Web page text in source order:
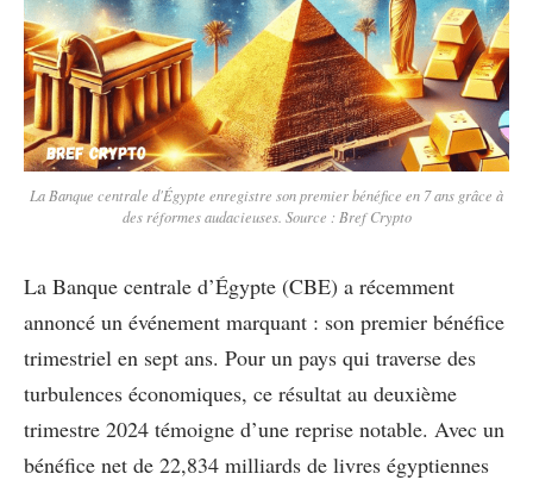
La Banque centrale d'Égypte enregistre son premier bénéfice en 7 ans grâce à
des réformes audacieuses. Source : Bref Crypto
La Banque centrale d’Égypte (CBE) a récemment
annoncé un événement marquant : son premier bénéfice
trimestriel en sept ans. Pour un pays qui traverse des
turbulences économiques, ce résultat au deuxième
trimestre 2024 témoigne d’une reprise notable. Avec un
bénéfice net de 22,834 milliards de livres égyptiennes